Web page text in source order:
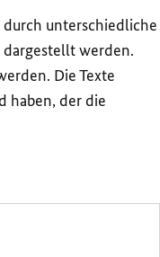
unterschiedliche
dargestellt werden.
Die Texte
haben, der die